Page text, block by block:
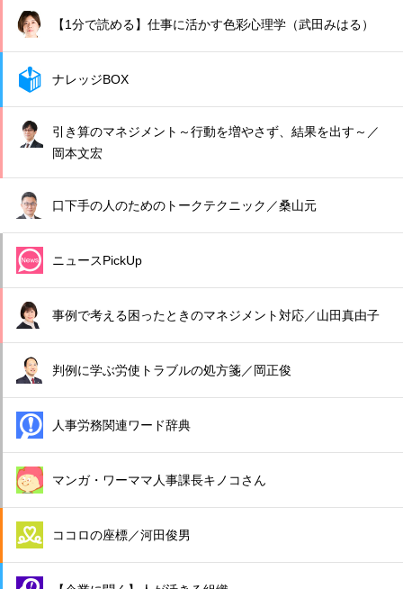
【1分で読める】仕事に活かす色彩心理学（武田みはる）
ナレッジBOX
引き算のマネジメント～行動を増やさず、結果を出す～／
岡本文宏
口下手の人のためのトークテクニック／桑山元
ニュースPickUp
事例で考える困ったときのマネジメント対応／山田真由子
判例に学ぶ労使トラブルの処方箋／岡正俊
人事労務関連ワード辞典
マンガ・ワーママ人事課長キノコさん
ココロの座標／河田俊男